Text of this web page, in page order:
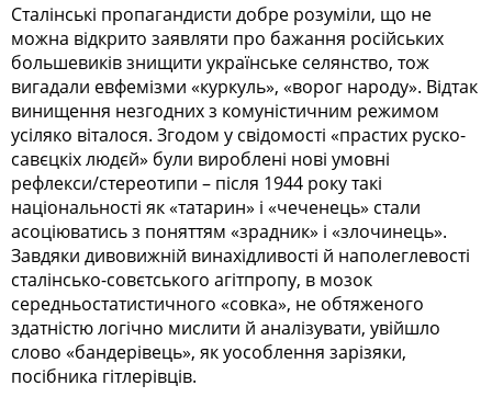
Сталінські пропагандисти добре розуміли, що не
можна відкрито заявляти про бажання російських
большевиків знищити українське селянство, тож
вигадали евфемізми «куркуль», «ворог народу». Відтак
винищення незгодних з комуністичним режимом
усіляко віталося. Згодом у свідомості «прастих руско-
савєцкіх людєй» були вироблені нові умовні
рефлекси/стереотипи – після 1944 року такі
національності як «татарин» і «чеченець» стали
асоціюватись з поняттям «зрадник» і «злочинець».
Завдяки дивовижній винахідливості й наполеглевості
сталінсько-совєтського агітпропу, в мозок
середньостатистичного «совка», не обтяженого
здатністю логічно мислити й аналізувати, увійшло
слово «бандерівець», як уособлення зарізяки,
посібника гітлерівців.